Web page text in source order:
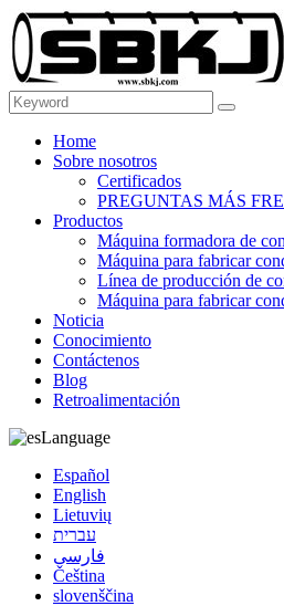
Home
Sobre nosotros
Certificados
PREGUNTAS MÁS
Productos
Máquina formadora de
Máquina para fabricar
Línea de producción de
Máquina para fabricar
Noticia
Conocimiento
Contáctenos
Blog
Retroalimentación
Language
Español
English
Lietuvių
עברית
فارسی
Čeština
slovenščina